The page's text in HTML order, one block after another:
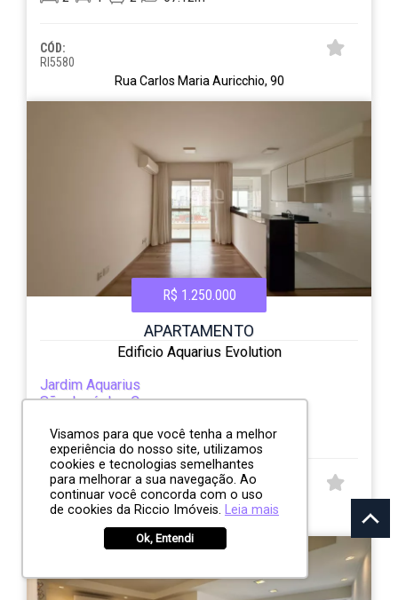
CÓD:
RI5580
Rua Carlos Maria Auricchio, 90
R$ 1.250.000
APARTAMENTO
Edificio Aquarius Evolution
Jardim Aquarius
São José dos Campos
2
2 1 78.00m²
CÓD:
RI13569
Rua das Baleias, 55
ESTUDA PERMUTA
Visamos para que você tenha a melhor
experiência do nosso site, utilizamos
cookies e tecnologias semelhantes
para melhorar a sua navegação. Ao
continuar você concorda com o uso
de cookies da Riccio Imóveis. Leia mais
Ok, Entendi